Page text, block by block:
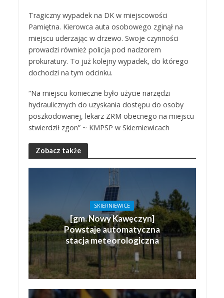
Tragiczny wypadek na DK w miejscowości
Pamiętna. Kierowca auta osobowego zginął na
miejscu uderzając w drzewo. Swoje czynności
prowadzi również policja pod nadzorem
prokuratury. To już kolejny wypadek, do którego
dochodzi na tym odcinku.
“Na miejscu konieczne było użycie narzędzi
hydraulicznych do uzyskania dostępu do osoby
poszkodowanej, lekarz ZRM obecnego na miejscu
stwierdził zgon” ~ KMPSP w Skierniewicach
Zobacz także
SKIERNIEWICE
[gm. Nowy Kawęczyn]
Powstaje automatyczna
stacja meteorologiczna